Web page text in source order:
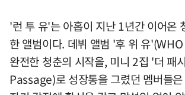
'런 투 유'는 아홉이 지난 1년간 이어온
한 앨범이다. 데뷔 앨범 '후 위 유
완전한 청춘의 시작을, 미니 2집 '더 패
Passage)로 성장통을 그렸던 멤버들